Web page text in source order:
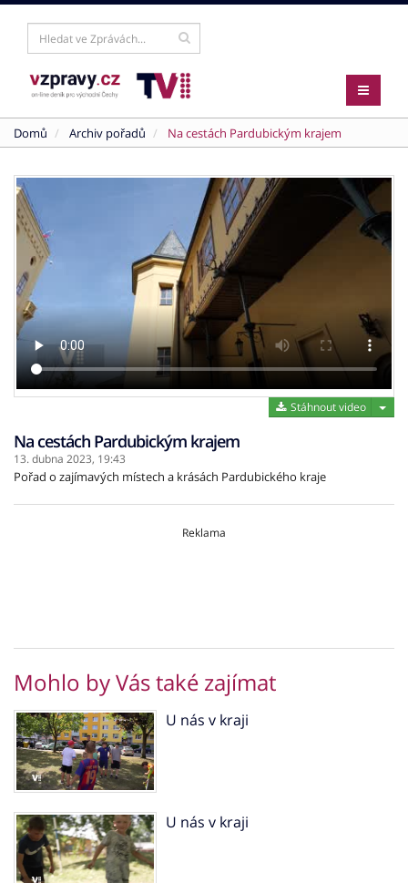
Domů Archiv pořadů Na cestách Pardubickým krajem
Stáhnout video
Na cestách Pardubickým krajem
13. dubna 2023, 19:43
Pořad o zajímavých místech a krásách Pardubického kraje
Reklama
Mohlo by Vás také zajímat
U nás v kraji
U nás v kraji